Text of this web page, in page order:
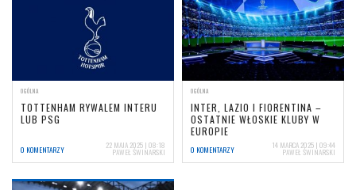
OGÓLNA
TOTTENHAM RYWALEM INTERU
LUB PSG
0 KOMENTARZY 22 MAJA 2025 | 08:18
PAWEŁ ŚWINARSKI
OGÓLNA
INTER, LAZIO I FIORENTINA –
OSTATNIE WŁOSKIE KLUBY W
EUROPIE
0 KOMENTARZY 14 MARCA 2025 | 09:44
PAWEŁ ŚWINARSKI